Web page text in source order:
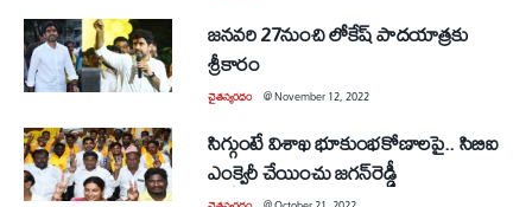
జనవరి 27నుంచి లోకేష్‌ పాదయాత్రకు
శ్రీకారం
చైతన్యరధం @November 12, 2022
సిగ్గుంటే విశాఖ భూకుంభకోణాలపై.. సిబిఐ
ఎంక్వైరీ చేయించు జగన్‌రెడ్డీ